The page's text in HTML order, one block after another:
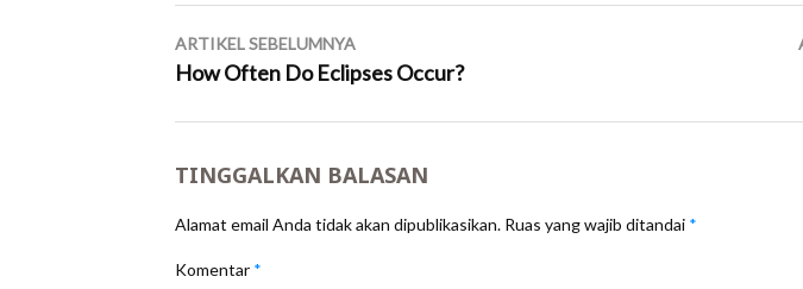
Navigasi
pos
ARTIKEL SEBELUMNYA
How Often Do Eclipses Occur?
TINGGALKAN BALASAN
Alamat email Anda tidak akan dipublikasikan. Ruas yang wajib ditandai *
Komentar *